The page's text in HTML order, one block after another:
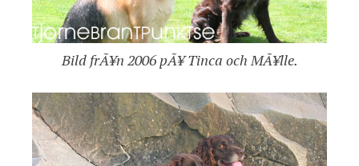
Bild frÃ¥n 2006 pÃ¥ Tinca och MÃ¥lle.